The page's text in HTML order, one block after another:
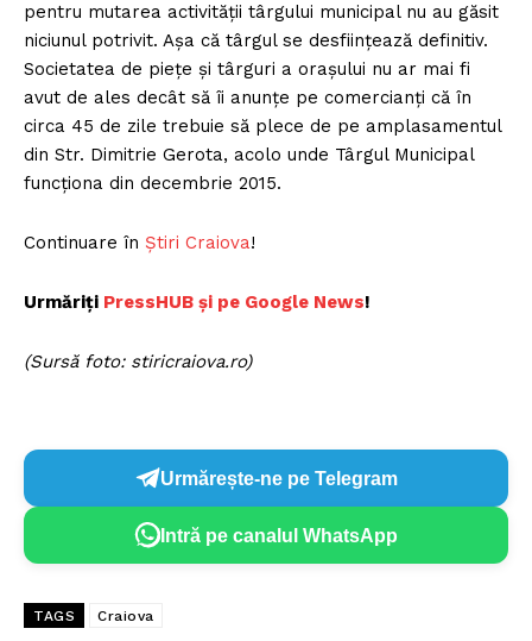
pentru mutarea activității târgului municipal nu au găsit
niciunul potrivit. Așa că târgul se desființează definitiv.
Societatea de piețe și târguri a orașului nu ar mai fi
avut de ales decât să îi anunțe pe comercianți că în
circa 45 de zile trebuie să plece de pe amplasamentul
din Str. Dimitrie Gerota, acolo unde Târgul Municipal
funcționa din decembrie 2015.
Continuare în Știri Craiova!
Urmăriți PressHUB și pe Google News!
(Sursă foto: stiricraiova.ro)
Urmărește-ne pe Telegram
Intră pe canalul WhatsApp
TAGS Craiova